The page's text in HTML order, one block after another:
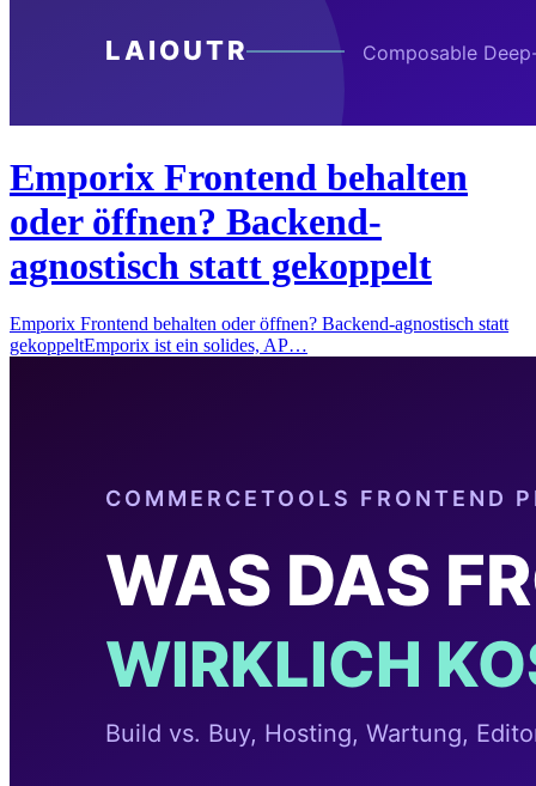
Emporix Frontend behalten
oder öffnen? Backend-
agnostisch statt gekoppelt
Emporix Frontend behalten oder öffnen? Backend-agnostisch statt
gekoppeltEmporix ist ein solides, AP…